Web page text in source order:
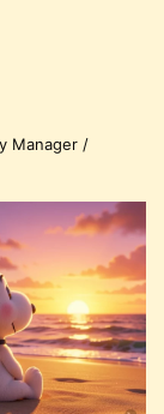
Manager /